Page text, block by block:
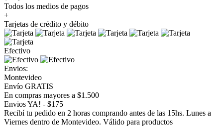
Todos los medios de pagos
+
Tarjetas de crédito y débito
Efectivo
Envios:
Montevideo
Envío GRATIS
En compras mayores a $1.500
Envios YA! - $175
Recibí tu pedido en 2 horas comprando antes de las 15hs. Lunes a
Viernes dentro de Montevideo. Válido para productos